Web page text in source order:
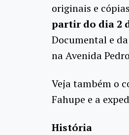
originais e
partir do dia 2
Documental e
na Avenida
Veja também o
Fahupe e a
História